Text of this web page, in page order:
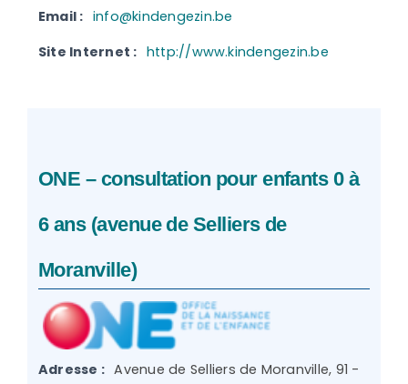
Email : info@kindengezin.be
Site Internet : http://www.kindengezin.be
ONE – consultation pour enfants 0 à
6 ans (avenue de Selliers de
Moranville)
Adresse : Avenue de Selliers de Moranville, 91 -